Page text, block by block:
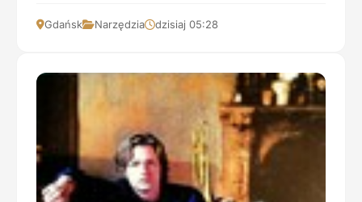
drzwiowe 90 mm z ...
Gdańsk Narzędzia dzisiaj 05:28